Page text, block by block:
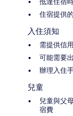
住宿提供
入住須知
需提供信
可能需要
辦理入住
兒童
兒童與父
宿費